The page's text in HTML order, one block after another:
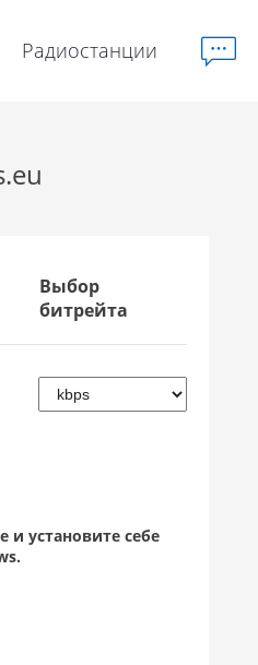
Радиостанции
Выбор
битрейта
и установите себе